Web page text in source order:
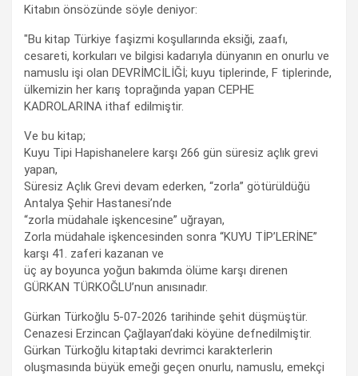
Kitabın önsözünde söyle deniyor:
"Bu kitap Türkiye faşizmi koşullarında eksiği, zaafı,
cesareti, korkuları ve bilgisi kadarıyla dünyanın en onurlu ve
namuslu işi olan DEVRİMCİLİĞİ; kuyu tiplerinde, F tiplerinde,
ülkemizin her karış toprağında yapan CEPHE
KADROLARINA ithaf edilmiştir.
Ve bu kitap;
Kuyu Tipi Hapishanelere karşı 266 gün süresiz açlık grevi
yapan,
Süresiz Açlık Grevi devam ederken, “zorla” götürüldüğü
Antalya Şehir Hastanesi’nde
“zorla müdahale işkencesine” uğrayan,
Zorla müdahale işkencesinden sonra “KUYU TİP’LERİNE”
karşı 41. zaferi kazanan ve
üç ay boyunca yoğun bakımda ölüme karşı direnen
GÜRKAN TÜRKOĞLU’nun anısınadır.
Gürkan Türkoğlu 5-07-2026 tarihinde şehit düşmüştür.
Cenazesi Erzincan Çağlayan’daki köyüne defnedilmiştir.
Gürkan Türkoğlu kitaptaki devrimci karakterlerin
oluşmasında büyük emeği geçen onurlu, namuslu, emekçi